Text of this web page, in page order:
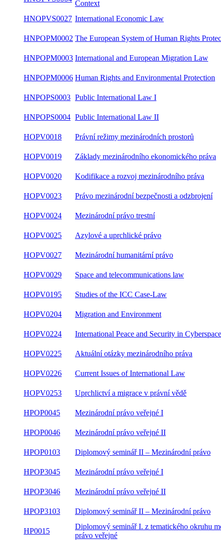
Czech Legal Context
HNOPVS0027 International Economic Law
HNPOPM0002 The European System of Human Rights
HNPOPM0003 International and European Migration Law
HNPOPM0006 Human Rights and Environmental Protection
HNPOPS0003 Public International Law I
HNPOPS0004 Public International Law II
HOPV0018 Právní režimy mezinárodních prostorů
HOPV0019 Základy mezinárodního ekonomického práva
HOPV0020 Kodifikace a rozvoj mezinárodního práva
HOPV0023 Právo mezinárodní bezpečnosti a odzbrojení
HOPV0024 Mezinárodní právo trestní
HOPV0025 Azylové a uprchlické právo
HOPV0027 Mezinárodní humanitární právo
HOPV0029 Space and telecommunications law
HOPV0195 Studies of the ICC Case-Law
HOPV0204 Migration and Environment
HOPV0224 International Peace and Security in Cyberspace
HOPV0225 Aktuální otázky mezinárodního práva
HOPV0226 Current Issues of International Law
HOPV0253 Uprchlictví a migrace v právní vědě
HPOP0045 Mezinárodní právo veřejné I
HPOP0046 Mezinárodní právo veřejné II
HPOP0103 Diplomový seminář II – Mezinárodní právo
HPOP3045 Mezinárodní právo veřejné I
HPOP3046 Mezinárodní právo veřejné II
HPOP3103 Diplomový seminář II – Mezinárodní právo
HP0015
Diplomový seminář I. z tematického okruhu
mezinárodní právo veřejné